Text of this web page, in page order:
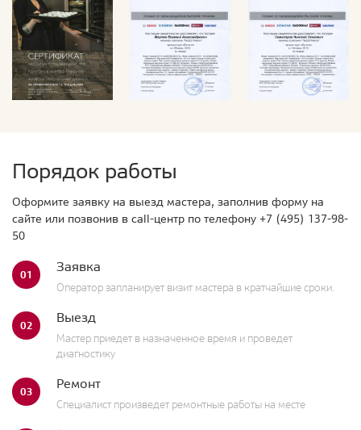
Порядок работы
Оформите заявку на выезд мастера, заполнив форму на
сайте или позвонив в call-центр по телефону +7 (495) 137-98-
50
01 Заявка
Оператор запланирует визит мастера в кратчайшие сроки.
02 Выезд
Мастер приедет в назначенное время и проведет
диагностику
03 Ремонт
Специалист произведет ремонтные работы на месте